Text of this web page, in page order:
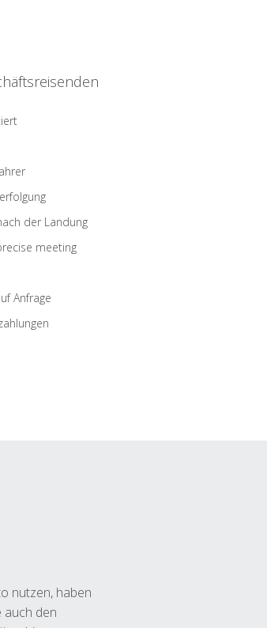
der Landung
meeting
Anfrage
nutzen, haben
auch den